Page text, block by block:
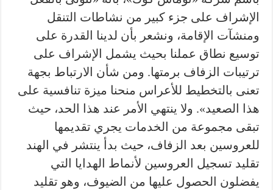
الإشراف على جزء كبير من نشاطات التنقل
ومنشآت الإقامة، ونشعر بأن لدينا القدرة على
توسيع نطاق عملنا بحيث يشمل الإشراف على
ترتيبات الزفاف برمتها. ومن شأن الارتباط بجهة
تعنى بالتخطيط للأعراس منحنا ميزة تنافسية على
هذا الصعيد». ولا ينتهي الأمر عند هذا الحد، حيث
تبقى مجموعة من الخدمات يجري تقديمها
للعروسين بعد الزفاف، حيث بدأ ينتشر في الهند
تقليد تسجيل العروسين لأنماط الهدايا التي
يفضلون الحصول عليها من الضيوف، وهو تقليد